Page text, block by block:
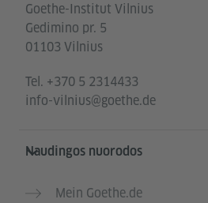
Goethe-Institut Vilnius
Gedimino pr. 5
01103 Vilnius
Tel. +370 5 2314433
info-vilnius@goethe.de
Naudingos nuorodos
Mein Goethe.de